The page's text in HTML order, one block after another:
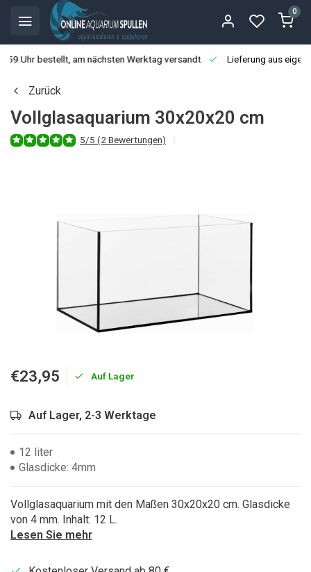
0
Uhr bestellt, am nächsten Werktag versandt Lieferung aus
Zurück
Vollglasaquarium 30x20x20 cm
5/5 (2 Bewertungen)
€23,95 Auf Lager
Auf Lager, 2-3 Werktage
12 liter
Glasdicke: 4mm
Vollglasaquarium mit den Maßen 30x20x20 cm. Glasdicke
von 4 mm. Inhalt: 12 L.
Lesen Sie mehr